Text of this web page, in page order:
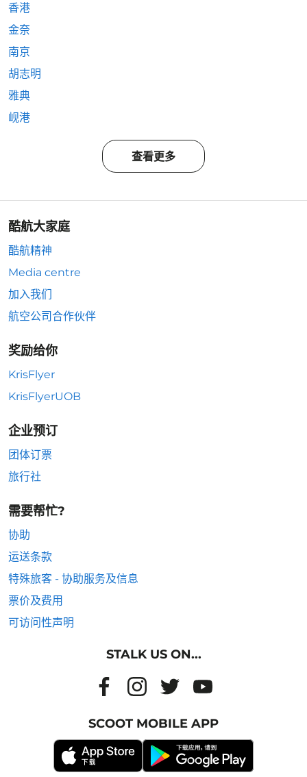
香港
金奈
南京
胡志明
雅典
岘港
查看更多
酷航大家庭
酷航精神
Media centre
加入我们
航空公司合作伙伴
奖励给你
KrisFlyer
KrisFlyerUOB
企业预订
团体订票
旅行社
需要帮忙?
协助
运送条款
特殊旅客 - 协助服务及信息
票价及费用
可访问性声明
STALK US ON...
SCOOT MOBILE APP